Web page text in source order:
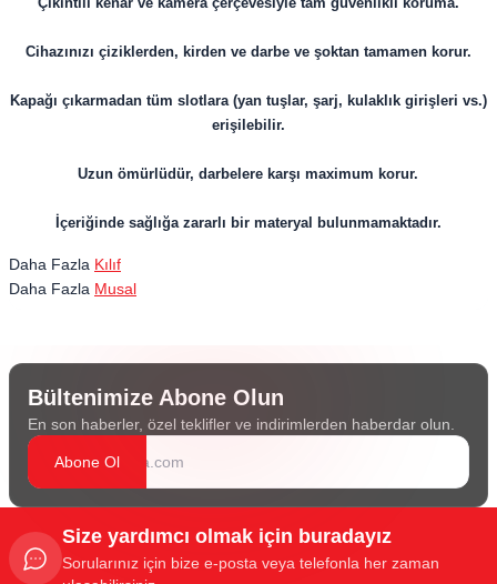
Cihazınızı çiziklerden, kirden ve darbe ve şoktan tamamen korur.
Kapağı çıkarmadan tüm slotlara (yan tuşlar, şarj, kulaklık girişleri vs.)
erişilebilir.
Uzun ömürlüdür, darbelere karşı maximum korur.
İçeriğinde sağlığa zararlı bir materyal bulunmamaktadır.
Daha Fazla Kılıf
Daha Fazla Musal
Bültenimize Abone Olun
En son haberler, özel teklifler ve indirimlerden haberdar olun.
Abone Ol
Size yardımcı olmak için buradayız
Sorularınız için bize e-posta veya telefonla her zaman